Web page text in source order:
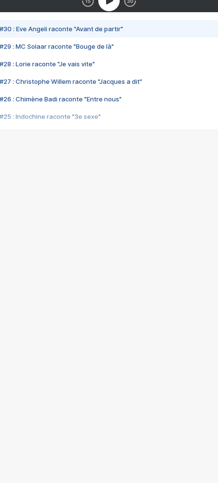
#30 : Eve Angeli raconte "Avant de partir"
#29 : MC Solaar raconte "Bouge de là"
#28 : Lorie raconte "Je vais vite"
#27 : Christophe Willem raconte "Jacques a dit"
#26 : Chimène Badi raconte "Entre nous"
#25 : Indochine raconte "3e sexe"